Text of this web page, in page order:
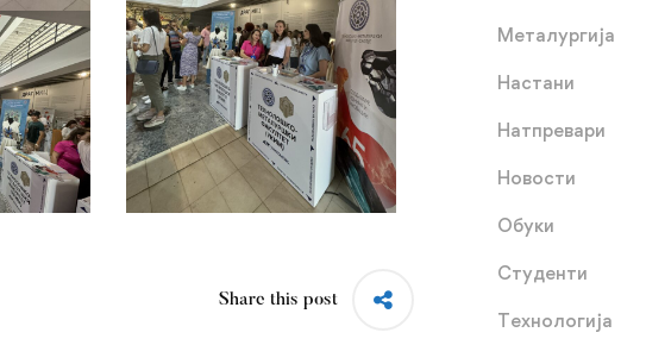
Share this post
Металургија
Настани
Натпревари
Новости
Обуки
Студенти
Технологија